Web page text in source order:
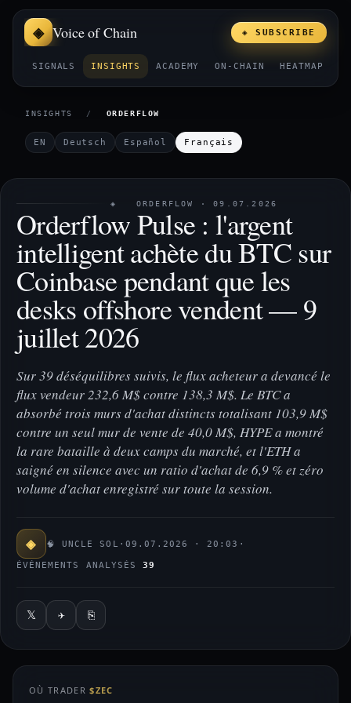
Voice of Chain
SIGNALS INSIGHTS ACADEMY ON-CHAIN HEATMAP
◈ SUBSCRIBE
INSIGHTS / ORDERFLOW
EN Deutsch Español Français
◈ ORDERFLOW · 09.07.2026
Orderflow Pulse : l'argent
intelligent achète du BTC sur
Coinbase pendant que les
desks offshore vendent — 9
juillet 2026
Sur 39 déséquilibres suivis, le flux acheteur a devancé le
flux vendeur 232,6 M$ contre 138,3 M$. Le BTC a
absorbé trois murs d'achat distincts totalisant 103,9 M$
contre un seul mur de vente de 40,0 M$, HYPE a montré
la rare bataille à deux camps du marché, et l'ETH a
saigné en silence avec un ratio d'achat de 6,9 % et zéro
volume d'achat enregistré sur toute la session.
◈ 🧠 UNCLE SOL · 09.07.2026 · 20:03 ·
ÉVÉNEMENTS ANALYSÉS 39
𝕏 ✈ ⎘
OÙ TRADER$ZEC